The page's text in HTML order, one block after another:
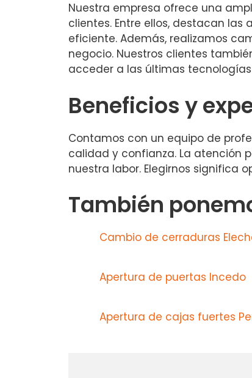
Nuestra empresa ofrece una
clientes. Entre ellos, destacan
eficiente. Además, realizamos
negocio. Nuestros clientes
acceder a las últimas
Beneficios y
Contamos con un equipo de
calidad y confianza. La atención
nuestra labor. Elegirnos significa
También
Cambio de cerraduras
Apertura de puertas Incedo
Apertura de cajas fuertes